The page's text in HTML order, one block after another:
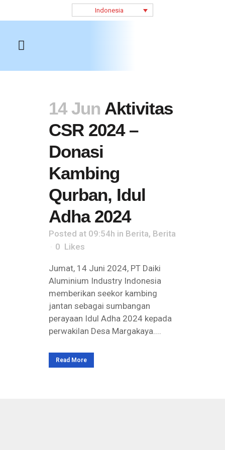
Indonesia
14 Jun Aktivitas
CSR 2024 –
Donasi
Kambing
Qurban, Idul
Adha 2024
Posted at 09:54h in Berita, Berita
0 Likes
Jumat, 14 Juni 2024, PT Daiki
Aluminium Industry Indonesia
memberikan seekor kambing
jantan sebagai sumbangan
perayaan Idul Adha 2024 kepada
perwakilan Desa Margakaya....
Read More